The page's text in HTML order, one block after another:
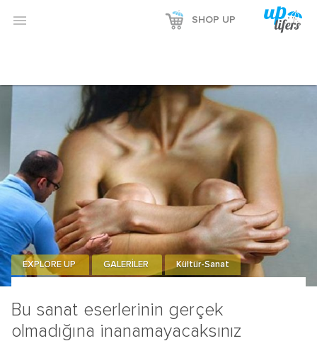
 SHOP UP
Bu sanat eserlerinin gerçek
olmadığına inanamayacaksınız
EXPLORE UP GALERİLER Kültür-Sanat